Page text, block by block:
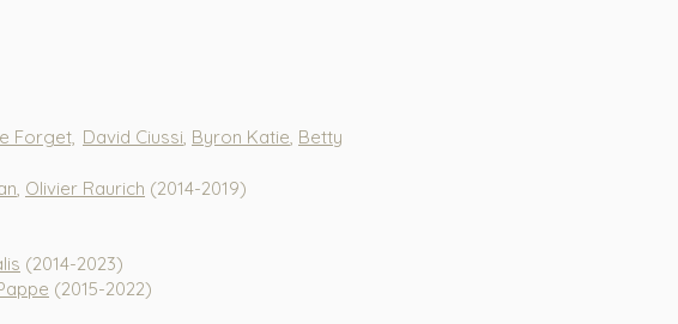
Forget, David Ciussi, Byron Katie, Betty
, Olivier Raurich (2014-2019)
(2014-2023)
(2015-2022)